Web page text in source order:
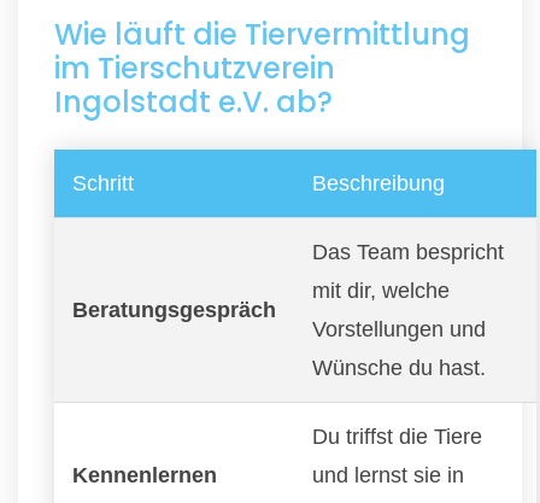
Wie läuft die Tiervermittlung
im Tierschutzverein
Ingolstadt e.V. ab?
Schritt Beschreibung
Beratungsgespräch
Das Team bespricht
mit dir, welche
Vorstellungen und
Wünsche du hast.
Kennenlernen
Du triffst die Tiere
und lernst sie in